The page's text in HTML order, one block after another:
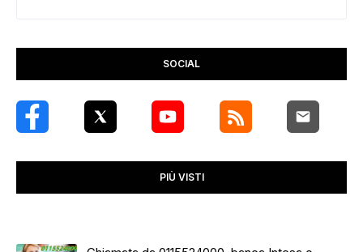
SOCIAL
PIÙ VISTI